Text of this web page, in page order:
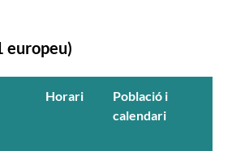
europeu)
Horari
Població i
calendari